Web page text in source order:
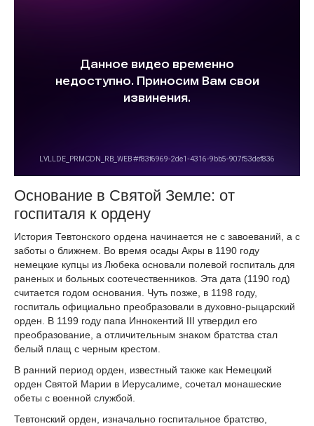
Основание в Святой Земле: от
госпиталя к ордену
История Тевтонского ордена начинается не с завоеваний, а с
заботы о ближнем. Во время осады Акры в 1190 году
немецкие купцы из Любека основали полевой госпиталь для
раненых и больных соотечественников. Эта дата (1190 год)
считается годом основания. Чуть позже, в 1198 году,
госпиталь официально преобразовали в духовно-рыцарский
орден. В 1199 году папа Иннокентий III утвердил его
преобразование, а отличительным знаком братства стал
белый плащ с черным крестом.
В ранний период орден, известный также как Немецкий
орден Святой Марии в Иерусалиме, сочетал монашеские
обеты с военной службой.
Тевтонский орден, изначально госпитальное братство,